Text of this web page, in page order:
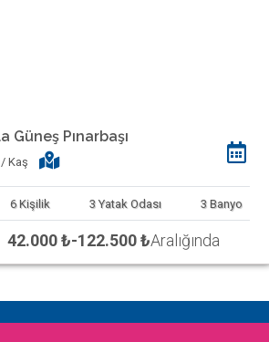
Güneş Pınarbaşı
Kaş
6 Kişilik 3 Yatak Odası 3 Banyo
42.000 ₺-122.500 ₺Aralığında